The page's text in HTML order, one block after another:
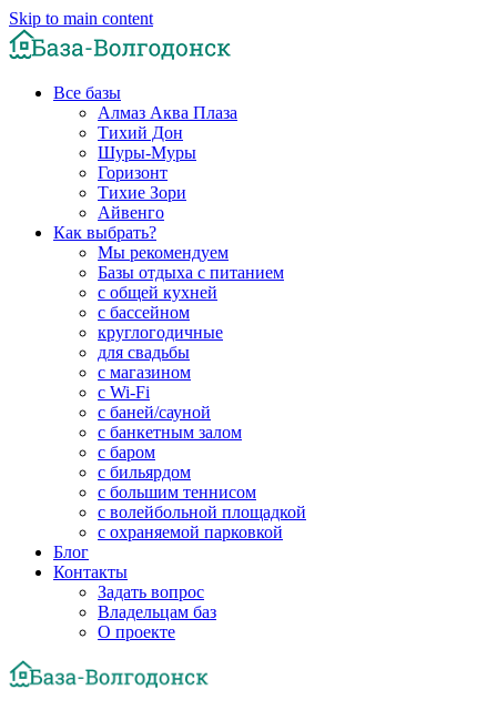
Skip to main content
Все базы
Алмаз Аква Плаза
Тихий Дон
Шуры-Муры
Горизонт
Тихие Зори
Айвенго
Как выбрать?
Мы рекомендуем
Базы отдыха с питанием
с общей кухней
с бассейном
круглогодичные
для свадьбы
с магазином
с Wi-Fi
с баней/сауной
с банкетным залом
с баром
с бильярдом
с большим теннисом
с волейбольной площадкой
с охраняемой парковкой
Блог
Контакты
Задать вопрос
Владельцам баз
О проекте